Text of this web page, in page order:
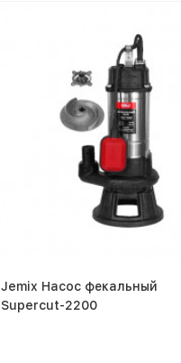
Jemix Насос фекальный
Supercut-2200